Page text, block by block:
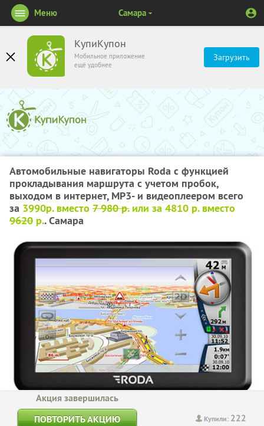
КупиКупон
Мобильное приложение
ещё удобнее
Загрузить
Меню Самара
Автомобильные навигаторы Roda с функцией
прокладывания маршрута с учетом пробок,
выходом в интернет, MP3- и видеоплеером всего
за 3990р. вместо 7 980 р.или за 4810 р. вместо
9620 р.. Самара
Купили: 222
Акция завершилась
ПОВТОРИТЬ АКЦИЮ